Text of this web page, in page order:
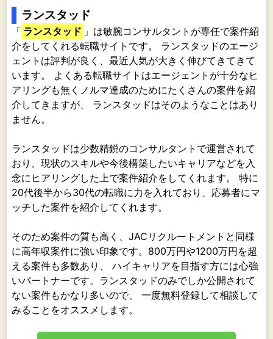
ランスタッド
「 ランスタッド 」は敏腕コンサルタントが専任で案件紹
介をしてくれる転職サイトです。 ランスタッドのエージ
ェントは評判が良く、最近人気が大きく伸びてきてきて
います。 よくある転職サイトはエージェントが十分なヒ
アリングも無くノルマ達成のためにたくさんの案件を紹
介してきますが、 ランスタッドはそのようなことはあり
ません。
ランスタッドは少数精鋭のコンサルタントで運営されて
おり、現状のスキルや今後構築したいキャリアなどを入
念にヒアリングした上で案件紹介をしてくれます。 特に
20代後半から30代の転職に力を入れており、応募者にマ
ッチした案件を紹介してくれます。
そのため案件の質も高く、JACリクルートメントと同様
に高年収案件に強い印象です。800万円や1200万円を超
える案件も多数あり、 ハイキャリアを目指す方には心強
いパートナーです。ランスタッドのみでしか公開されて
ない案件もかなり多いので、 一度無料登録して相談して
みることをオススメします。